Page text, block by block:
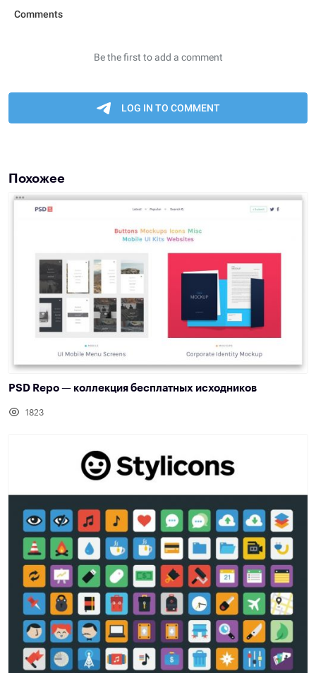
Похожее
PSD Repo — коллекция бесплатных исходников
1823